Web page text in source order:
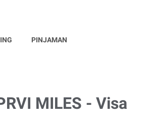
PINJAMAN
MILES - Visa